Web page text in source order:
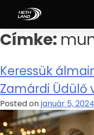
Címke:
Keressük
Zamárdi Üdülő
Posted onjanuár 5, 2024